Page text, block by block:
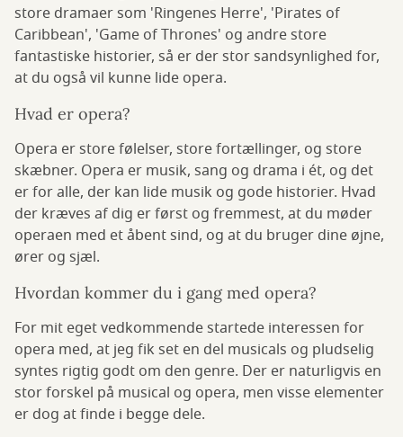
store dramaer som 'Ringenes Herre', 'Pirates of
Caribbean', 'Game of Thrones' og andre store
fantastiske historier, så er der stor sandsynlighed for,
at du også vil kunne lide opera.
Hvad er opera?
Opera er store følelser, store fortællinger, og store
skæbner. Opera er musik, sang og drama i ét, og det
er for alle, der kan lide musik og gode historier. Hvad
der kræves af dig er først og fremmest, at du møder
operaen med et åbent sind, og at du bruger dine øjne,
ører og sjæl.
Hvordan kommer du i gang med opera?
For mit eget vedkommende startede interessen for
opera med, at jeg fik set en del musicals og pludselig
syntes rigtig godt om den genre. Der er naturligvis en
stor forskel på musical og opera, men visse elementer
er dog at finde i begge dele.